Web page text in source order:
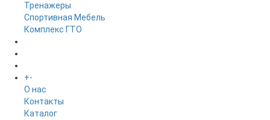
Тренажеры
Спортивная Мебель
Комплекс ГТО
+-
O нас
Контакты
Каталог